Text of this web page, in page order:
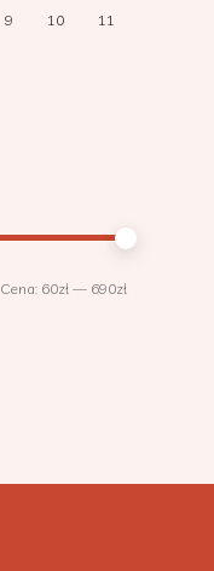
9 10 11
Cena: 60zł — 690zł